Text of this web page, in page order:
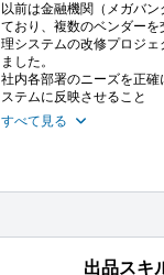
以前は金融機関（メガバ
ており、複数のベンダー
理システムの改修プロジェ
ました。
社内各部署のニーズを正確
ステムに反映させること
すべて見る
出品スキ